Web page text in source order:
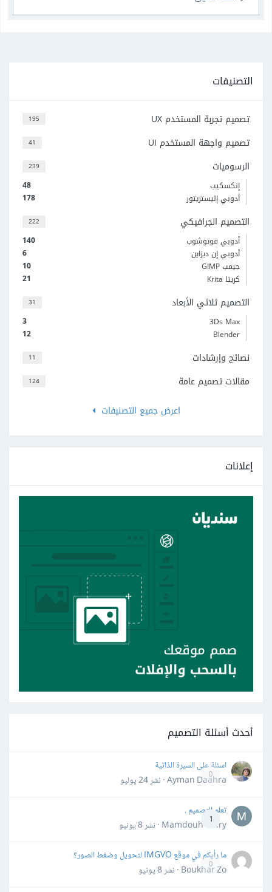
التصنيفات
195 تصميم تجربة المستخدم UX
41 تصميم واجهة المستخدم UI
239 الرسوميات
48
إنكسكيب
178
أدوبي إليستريتور
222 التصميم الجرافيكي
140
أدوبي فوتوشوب
6
أدوبي إن ديزاين
10
جيمب GIMP
21
كريتا Krita
31 التصميم ثلاثي الأبعاد
3
3Ds Max
12
Blender
11 نصائح وإرشادات
124
مقالات تصميم عامة
اعرض جميع التصنيفات
إعلانات
أحدث أسئلة التصميم
0
اسئلة على السيرة الذاتية
Ayman Daahra · نشر
24 يوليو
1
تعلم التصميم .
Mamdouh Khiry · نشر
8 يونيو
0
ما رأيكم في موقع IMGVO لتحويل وضغط الصور؟
Boukhar Zo · نشر
8 يونيو